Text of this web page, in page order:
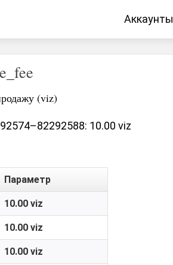
Аккаунты
(viz)
10.00 viz
Параметр
10.00 viz
10.00 viz
10.00 viz